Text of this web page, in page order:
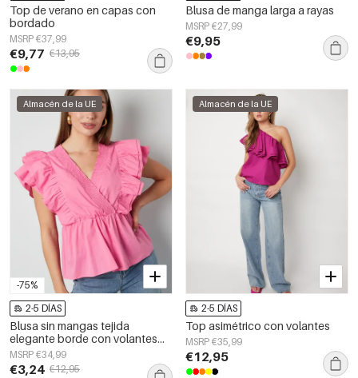
Top de verano en capas con
bordado
MSRP €37,99
€9,77 €13,95
Blusa de manga larga a rayas
MSRP €27,99
€9,95
-75%
Almacén de la UE
2-5 DÍAS
Blusa sin mangas tejida
elegante borde con volantes
color sólido primavera/verano
MSRP €34,99
€3,24 €12,95
Almacén de la UE
2-5 DÍAS
Top asimétrico con volantes
MSRP €35,99
€12,95